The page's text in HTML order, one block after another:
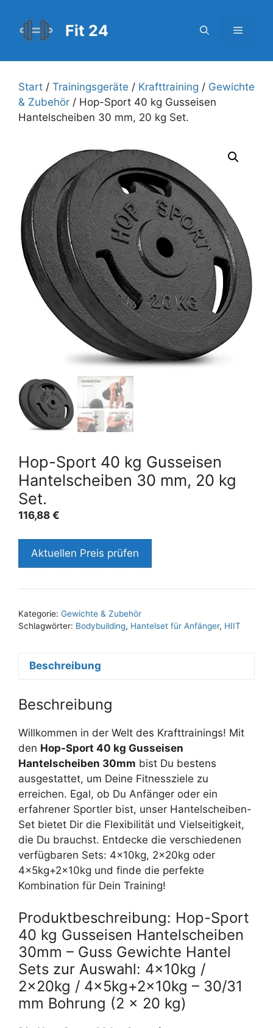
Inhalt
springen
Fit 24 Menü
Start / Trainingsgeräte / Krafttraining / Gewichte
& Zubehör / Hop-Sport 40 kg Gusseisen
Hantelscheiben 30 mm, 20 kg Set.
Hop-Sport 40 kg Gusseisen
Hantelscheiben 30 mm, 20 kg
Set.
116,88 €
Aktuellen Preis prüfen
Kategorie: Gewichte & Zubehör
Schlagwörter: Bodybuilding, Hantelset für Anfänger, HIIT
Beschreibung
Beschreibung
Willkommen in der Welt des Krafttrainings! Mit
den Hop-Sport 40 kg Gusseisen
Hantelscheiben 30mm bist Du bestens
ausgestattet, um Deine Fitnessziele zu
erreichen. Egal, ob Du Anfänger oder ein
erfahrener Sportler bist, unser Hantelscheiben-
Set bietet Dir die Flexibilität und Vielseitigkeit,
die Du brauchst. Entdecke die verschiedenen
verfügbaren Sets: 4x10kg, 2x20kg oder
4x5kg+2x10kg und finde die perfekte
Kombination für Dein Training!
Produktbeschreibung: Hop-Sport
40 kg Gusseisen Hantelscheiben
30mm – Guss Gewichte Hantel
Sets zur Auswahl: 4x10kg /
2x20kg / 4x5kg+2x10kg – 30/31
mm Bohrung (2 x 20 kg)